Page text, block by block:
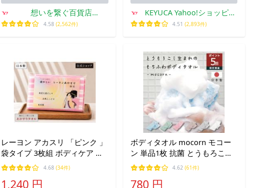
想いを繋ぐ百貨店
TSUNAGU
4.58 (2,562件)
KEYUCA Yahoo!ショッピン
グ店
4.51 (2,893件)
レーヨン アカスリ 「ピンク 」
袋タイプ 3枚組 ボディケア あ
かすり 垢すり 角質 角栓 保湿
乾燥肌 スキンケア 肌ケア お尻
ざらつき 毛穴 黒ずみ 爆買 日
4.68 (34件)
1,240 円
ボディタオル mocorn モコー
ン 単品1枚 抗菌 とうもろこし
泡立ち 天然繊維 なめらか泡 敏
感肌 柔らか 子供 お風呂 新生
活 おすすめ お風呂 体洗い タ
4.62 (61件)
780 円